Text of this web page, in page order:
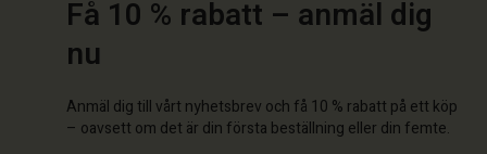
Få 10 % rabatt – anmäl dig
nu
Anmäl dig till vårt nyhetsbrev och få 10 % rabatt på ett köp
– oavsett om det är din första beställning eller din femte.